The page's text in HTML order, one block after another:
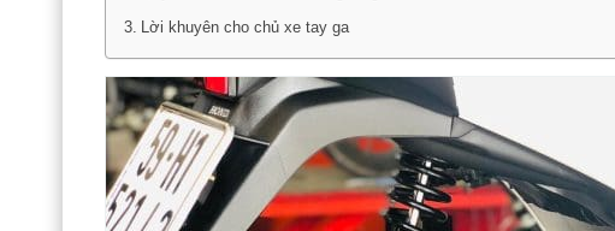
Lời khuyên cho chủ xe tay ga